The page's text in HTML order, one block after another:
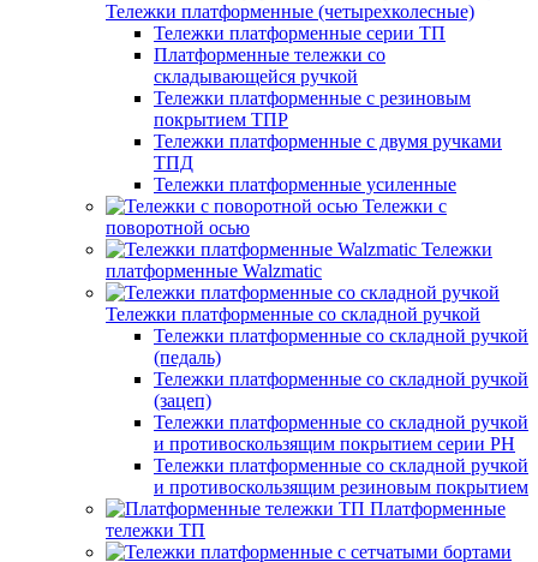
Тележки платформенные (четырехколесные)
Тележки платформенные серии ТП
Платформенные тележки со
складывающейся ручкой
Тележки платформенные с резиновым
покрытием ТПР
Тележки платформенные с двумя ручками
ТПД
Тележки платформенные усиленные
Тележки с
поворотной осью
Тележки
платформенные Walzmatic
Тележки платформенные со складной ручкой
Тележки платформенные со складной ручкой
(педаль)
Тележки платформенные со складной ручкой
(зацеп)
Тележки платформенные со складной ручкой
и противоскользящим покрытием серии PH
Тележки платформенные со складной ручкой
и противоскользящим резиновым покрытием
Платформенные
тележки ТП